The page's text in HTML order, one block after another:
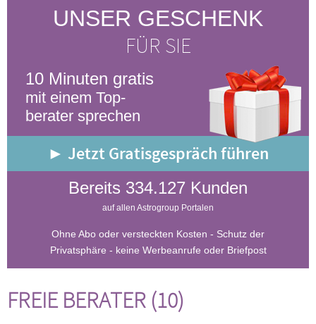
UNSER GESCHENK
FÜR SIE
10 Minuten gratis
mit einem Top-
berater sprechen
► Jetzt Gratisgespräch führen
Bereits 334.127 Kunden
auf allen Astrogroup Portalen
Ohne Abo oder versteckten Kosten - Schutz der
Privatsphäre - keine Werbeanrufe oder Briefpost
FREIE BERATER (10)